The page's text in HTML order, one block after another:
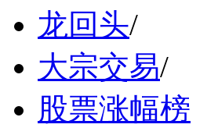
龙回头/
大宗交易/
股票涨幅榜